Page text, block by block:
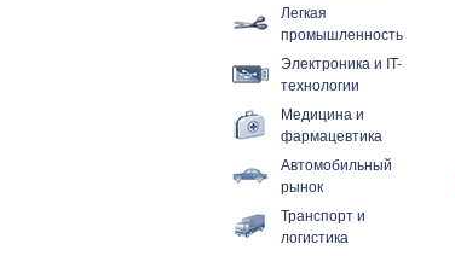
Легкая
промышленность
Электроника и IT-
технологии
Медицина и
фармацевтика
Автомобильный
рынок
Транспорт и
логистика